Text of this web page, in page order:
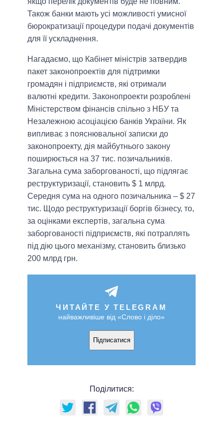
Також банки мають усі можливості умисної
бюрократизації процедури подачі документів
для її ускладнення.
Нагадаємо, що Кабінет міністрів затвердив
пакет законопроектів для підтримки
громадян і підприємств, які отримали
валютні кредити. Законопроекти розроблені
Міністерством фінансів спільно з НБУ та
Незалежною асоціацією банків України. Як
випливає з пояснювальної записки до
законопроекту, дія майбутнього закону
поширюється на 37 тис. позичальників.
Загальна сума заборгованості, що підлягає
реструктуризації, становить $ 1 млрд.
Середня сума на одного позичальника – $ 27
тис. Щодо реструктуризації боргів бізнесу, то,
за оцінками експертів, загальна сума
заборгованості підприємств, які потраплять
під дію цього механізму, становить близько
200 млрд грн.
ЧИТАЙТЕ У TELEGRAM
найважливіше від «Слово і діло»
Підписатися
Поділитися: